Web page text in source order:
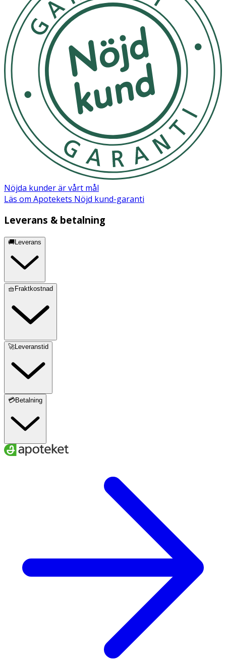
Nöjda kunder är vårt mål
Läs om Apotekets Nöjd kund-garanti
Leverans & betalning
🚚Leverans
🧺Fraktkostnad
🚀Leveranstid
💳Betalning